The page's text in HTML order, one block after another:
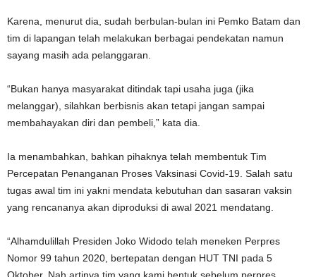
Karena, menurut dia, sudah berbulan-bulan ini Pemko Batam dan
tim di lapangan telah melakukan berbagai pendekatan namun
sayang masih ada pelanggaran.
“Bukan hanya masyarakat ditindak tapi usaha juga (jika
melanggar), silahkan berbisnis akan tetapi jangan sampai
membahayakan diri dan pembeli,” kata dia.
Ia menambahkan, bahkan pihaknya telah membentuk Tim
Percepatan Penanganan Proses Vaksinasi Covid-19. Salah satu
tugas awal tim ini yakni mendata kebutuhan dan sasaran vaksin
yang rencananya akan diproduksi di awal 2021 mendatang.
“Alhamdulillah Presiden Joko Widodo telah meneken Perpres
Nomor 99 tahun 2020, bertepatan dengan HUT TNI pada 5